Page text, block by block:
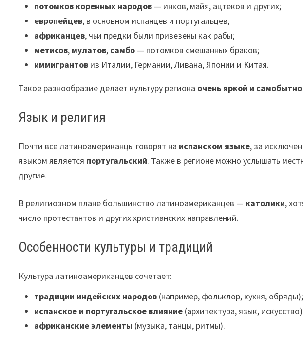
потомков коренных народов — инков, майя, ацтеков и других;
европейцев, в основном испанцев и португальцев;
африканцев, чьи предки были привезены как рабы;
метисов, мулатов, самбо — потомков смешанных браков;
иммигрантов из Италии, Германии, Ливана, Японии и Китая.
Такое разнообразие делает культуру региона очень яркой и
Язык и религия
Почти все латиноамериканцы говорят на испанском языке, за
языком является португальский. Также в регионе можно услышать
другие.
В религиозном плане большинство латиноамериканцев — католики,
число протестантов и других христианских направлений.
Особенности культуры и традиций
Культура латиноамериканцев сочетает:
традиции индейских народов (например, фольклор, кухня, обряды);
испанское и португальское влияние (архитектура, язык,
африканские элементы (музыка, танцы, ритмы).